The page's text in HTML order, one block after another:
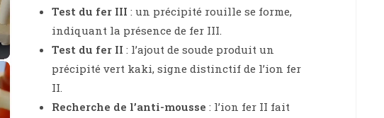
Test du fer III : un précipité rouille se forme,
indiquant la présence de fer III.
Test du fer II : l’ajout de soude produit un
précipité vert kaki, signe distinctif de l’ion fer
II.
Recherche de l’anti-mousse : l’ion fer II fait